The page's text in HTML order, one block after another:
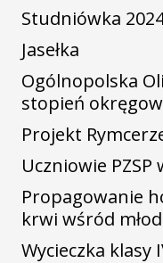
Studniówka
Jasełka
Ogólnopolska
stopień
Projekt
Uczniowie
Propagowanie
krwi wśród
Wycieczka klasy